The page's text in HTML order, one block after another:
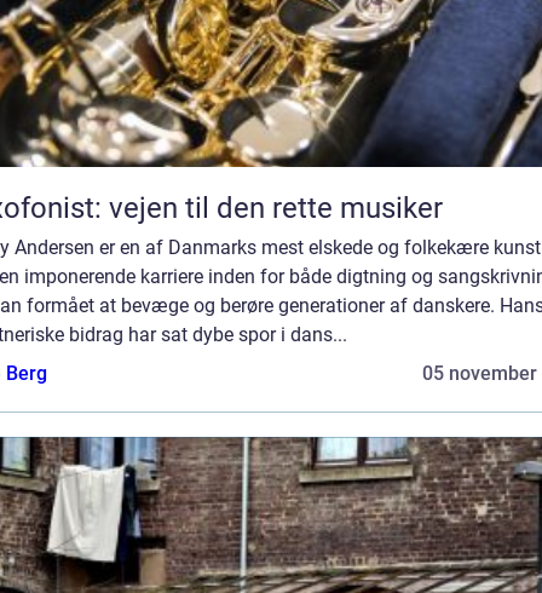
vejen til den rette musiker
Andersen er en af Danmarks mest elskede og folkekære
imponerende karriere inden for både digtning og
formået at bevæge og berøre generationer af danskere.
bidrag har sat dybe spor i dans...
Berg
05 november